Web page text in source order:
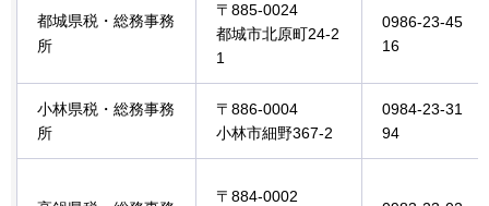
都城県税・総務事務
所
〒885-0024
都城市北原町24-2
1
0986-23-45
16
小林県税・総務事務
所
〒886-0004
小林市細野367-2
0984-23-31
94
〒884-0002